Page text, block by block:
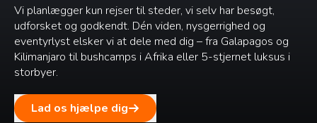
Vi planlægger kun rejser til steder, vi selv har besøgt,
udforsket og godkendt. Dén viden, nysgerrighed og
eventyrlyst elsker vi at dele med dig – fra Galapagos og
Kilimanjaro til bushcamps i Afrika eller 5-stjernet luksus i
storbyer.
Lad os hjælpe dig